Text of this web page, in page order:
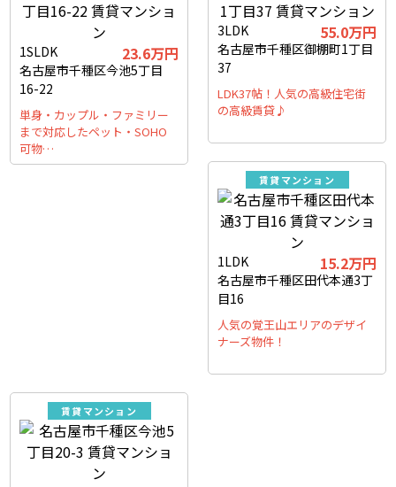
1SLDK 23.6万円
名古屋市千種区今池5丁目
16-22
単身・カップル・ファミリー
まで対応したペット・SOHO
可物…
3LDK 55.0万円
名古屋市千種区御棚町1丁目
37
LDK37帖！人気の高級住宅街
の高級賃貸♪
賃貸マンション
1LDK 15.2万円
名古屋市千種区田代本通3丁
目16
人気の覚王山エリアのデザイ
ナーズ物件！
賃貸マンション